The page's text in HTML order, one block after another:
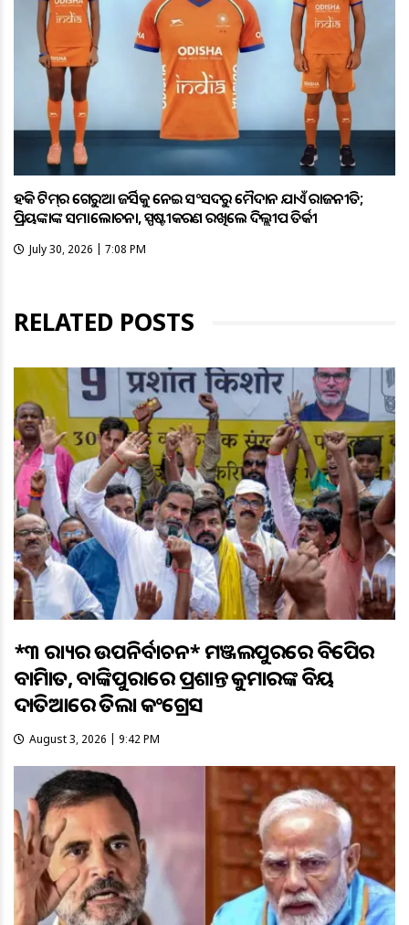
ହକି ଟିମ୍‌ର ଗେରୁଆ ଜର୍ସିକୁ ନେଇ ସଂସଦରୁ ମୈଦାନ ଯାଏଁ ରାଜନୀତି;
ପ୍ରିୟଙ୍କାଙ୍କ ସମାଲୋଚନା, ସ୍ପଷ୍ଟୀକରଣ ରଖିଲେ ଦିଲ୍ଲୀପ ତିର୍କୀ
July 30, 2026 | 7:08 PM
RELATED POSTS
*୩ ରାଜ୍ୟର ଉପନିର୍ବାଚନ* ମଞ୍ଜଲପୁରରେ ବିଜେପିର
ବାଜିମାତ, ବାଙ୍କିପୁରାରେ ପ୍ରଶାନ୍ତ କୁମାରଙ୍କ ବିଜୟ
ଦାତିଆରେ ଜିତିଲା କଂଗ୍ରେସ
August 3, 2026 | 9:42 PM